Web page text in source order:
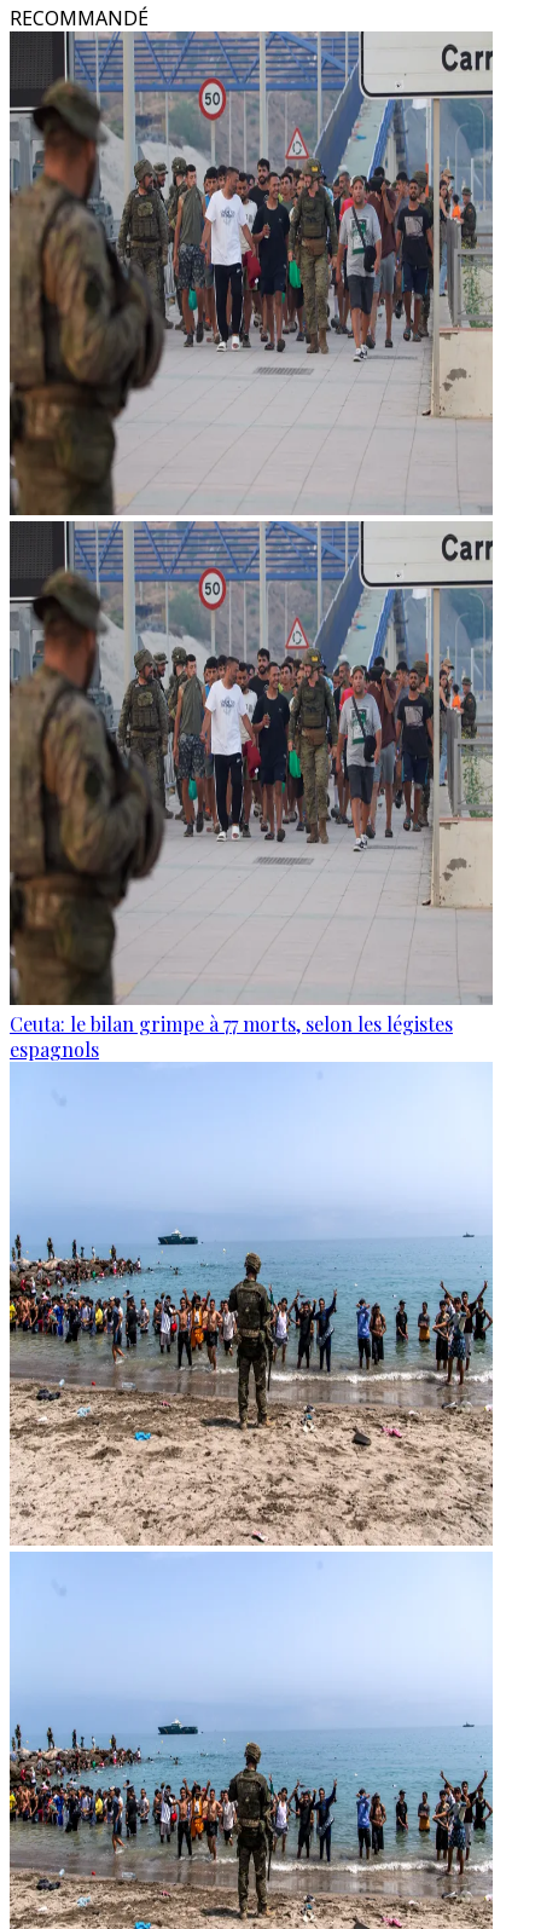
RECOMMANDÉ
Ceuta: le bilan grimpe à 77 morts, selon les légistes
espagnols